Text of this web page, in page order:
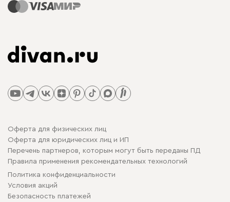
Оферта для физических лиц
Оферта для юридических лиц и ИП
Перечень партнеров, которым могут быть переданы ПД
Правила применения рекомендательных технологий
Политика конфиденциальности
Условия акций
Безопасность платежей